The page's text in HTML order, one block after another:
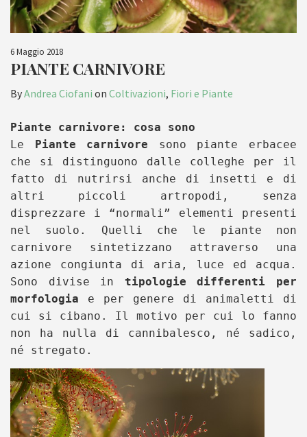
6 Maggio 2018
PIANTE CARNIVORE
ByAndrea Ciofani on Coltivazioni, Fiori e Piante
Piante carnivore: cosa sono
Le Piante carnivore sono piante erbacee
che si distinguono dalle colleghe per il
fatto di nutrirsi anche di insetti e di
altri piccoli artropodi, senza
disprezzare i “normali” elementi presenti
nel suolo. Quelli che le piante non
carnivore sintetizzano attraverso una
azione congiunta di aria, luce ed acqua.
Sono divise in tipologie differenti per
morfologia e per genere di animaletti di
cui si cibano. Il motivo per cui lo fanno
non ha nulla di cannibalesco, né sadico,
né stregato.